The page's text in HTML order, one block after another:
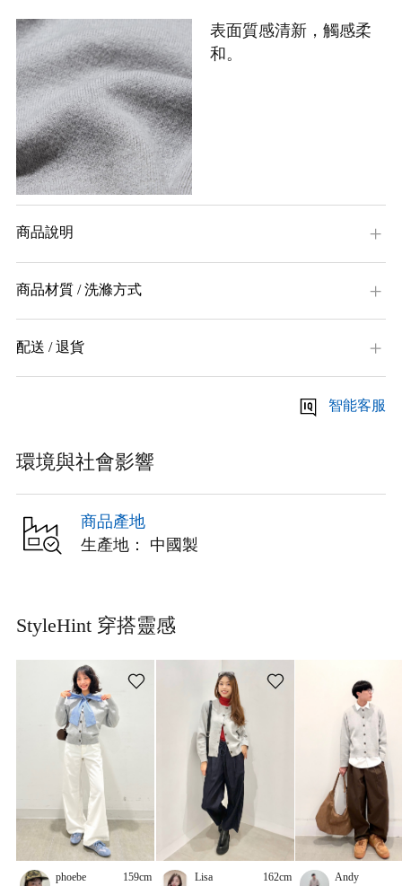
表面質感清新，觸感柔
和。
商品說明
商品材質 / 洗滌方式
配送 / 退貨
智能客服
環境與社會影響
商品產地
生產地： 中國製
StyleHint 穿搭靈感
phoebe
159cm
Lisa
162cm
Andy